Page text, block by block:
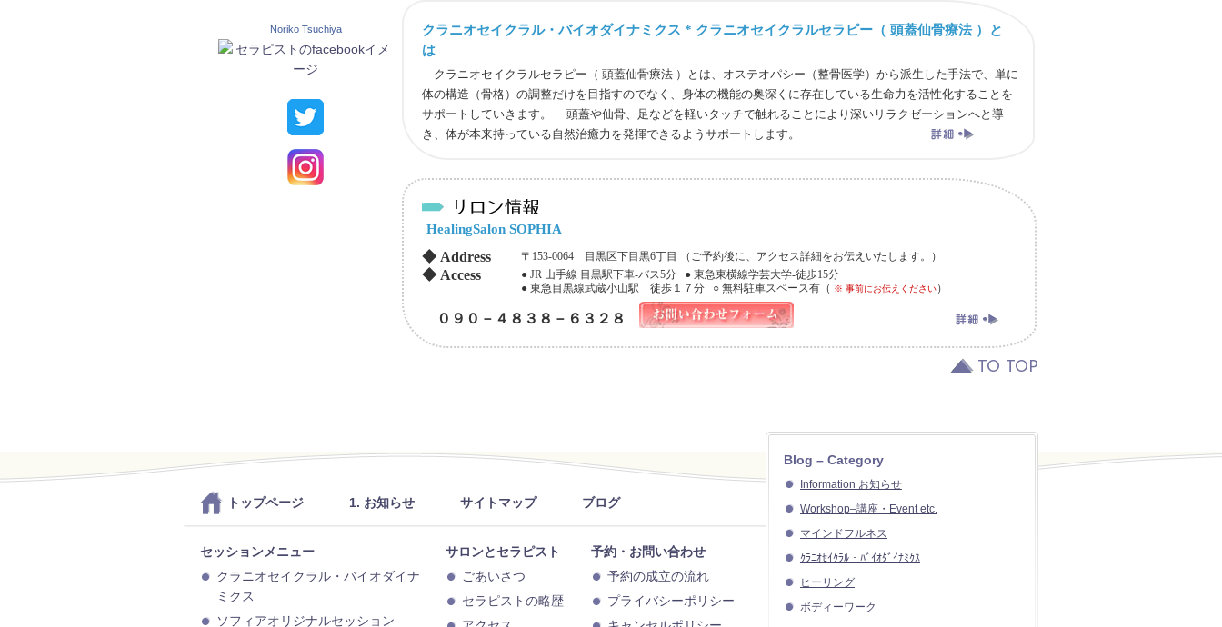
クラニオセイクラル・バイオダイナミクス * クラニオセイクラルセラピー（ 頭蓋仙骨療法 ）と
は
クラニオセイクラルセラピー（ 頭蓋仙骨療法 ）とは、オステオパシー（整骨医学）から派生した手法で、単に
体の構造（骨格）の調整だけを目指すのでなく、身体の機能の奥深くに存在している生命力を活性化することを
サポートしていきます。 頭蓋や仙骨、足などを軽いタッチで触れることにより深いリラクゼーションへと導
き、体が本来持っている自然治癒力を発揮できるようサポートします。
HealingSalon SOPHIA
◆ Address 〒153-0064 目黒区下目黒6丁目 （ご予約後に、アクセス詳細をお伝えいたします。）
◆ Access
● JR 山手線 目黒駅下車-バス5分 ● 東急東横線学芸大学-徒歩15分
● 東急目黒線武蔵小山駅 徒歩１７分 ○ 無料駐車スペース有（ ※ 事前にお伝えください）
０９０－４８３８－６３２８
Noriko Tsuchiya
TO TOP
トップページ 1. お知らせ サイトマップ ブログ
セッションメニュー
クラニオセイクラル・バイオダイナ
ミクス
ソフィアオリジナルセッション
サロンとセラピスト
ごあいさつ
セラピストの略歴
予約・お問い合わせ
予約の成立の流れ
プライバシーポリシー
Blog – Category
Information お知らせ
Workshop–講座・Event etc.
マインドフルネス
ｸﾗﾆｵｾｲｸﾗﾙ・ﾊﾞｲｵﾀﾞｲﾅﾐｸｽ
ヒーリング
ボディーワーク